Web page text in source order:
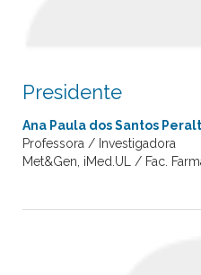
Presidente
Ana Paula dos Santos
Professora / Investigadora
Met&Gen, iMed.UL / Fac.